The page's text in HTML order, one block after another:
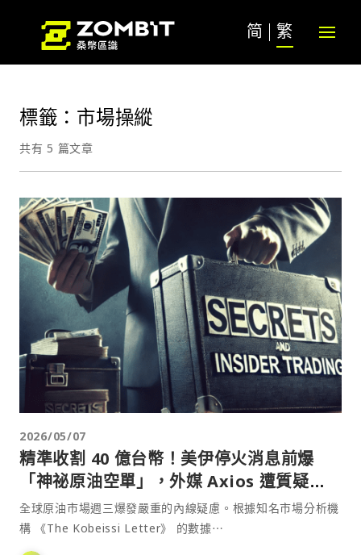
简 繁
標籤：市場操縱
共有 5 篇文章
2026/05/07
精準收割 40 億台幣！美伊停火消息前爆
「神祕原油空單」，外媒 Axios 遭質疑操
縱市場
全球原油市場週三爆發嚴重的內線疑慮。根據知名市場分析機
構 《The Kobeissi Letter》 的數據⋯